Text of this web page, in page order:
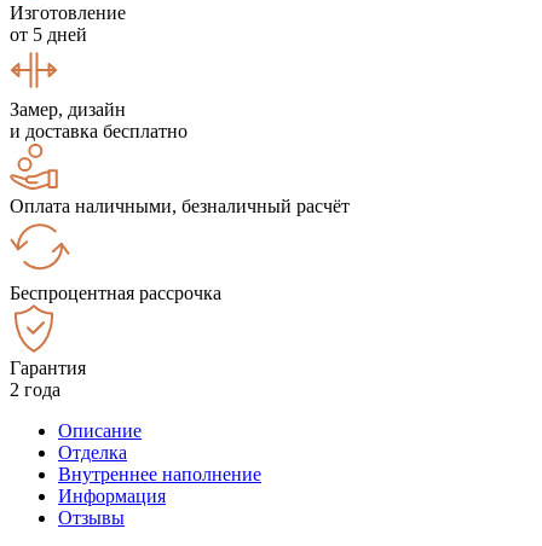
Изготовление
от 5 дней
Замер, дизайн
и доставка бесплатно
Оплата наличными, безналичный расчёт
Беспроцентная рассрочка
Гарантия
2 года
Описание
Отделка
Внутреннее наполнение
Информация
Отзывы